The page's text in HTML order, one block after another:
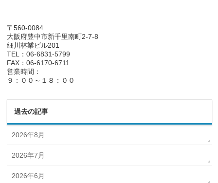
〒560-0084
大阪府豊中市新千里南町2-7-8
細川林業ビル201
TEL：06-6831-5799
FAX：06-6170-6711
営業時間：
９：００～１８：００
過去の記事
2026年8月
2026年7月
2026年6月